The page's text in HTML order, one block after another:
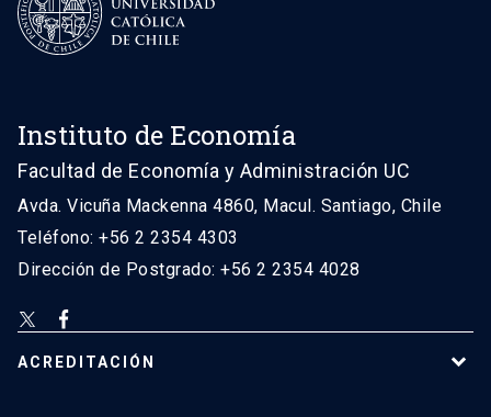
Instituto de Economía
Facultad de Economía y Administración UC
Avda. Vicuña Mackenna 4860, Macul. Santiago, Chile
Teléfono: +56 2 2354 4303
Dirección de Postgrado: +56 2 2354 4028
ACREDITACIÓN